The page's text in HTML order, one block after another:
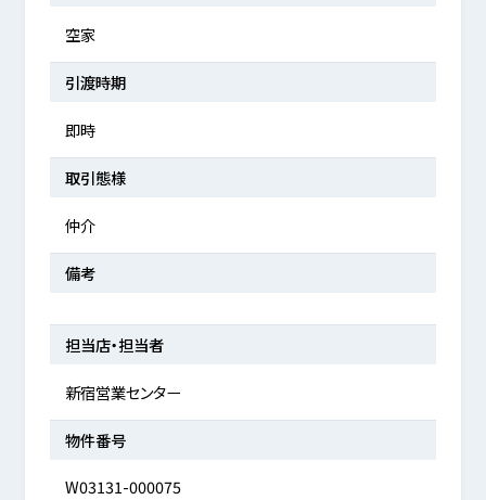
空家
引渡時期
即時
取引態様
仲介
備考
担当店・担当者
新宿営業センター
物件番号
W03131-000075